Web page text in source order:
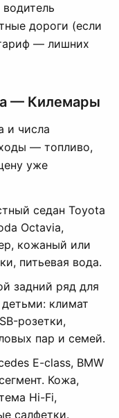
дороги (если
— лишних
— Килемары
и числа
— топливо,
уже
седан Toyota
Octavia,
кожаный или
питьевая вода.
задний ряд для
климат
розетки,
пар и семей.
E-class, BMW
Кожа,
Hi-Fi,
салфетки.